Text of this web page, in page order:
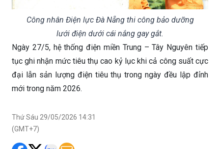
Công nhân Điện lực Đà Nẵng thi công bảo dưỡng
lưới điện dưới cái nắng gay gắt.
Ngày 27/5, hệ thống điện miền Trung – Tây Nguyên tiếp
tục ghi nhận mức tiêu thụ cao kỷ lục khi cả công suất cực
đại lẫn sản lượng điện tiêu thụ trong ngày đều lập đỉnh
mới trong năm 2026.
Thứ Sáu 29/05/2026 14:31
(GMT+7)